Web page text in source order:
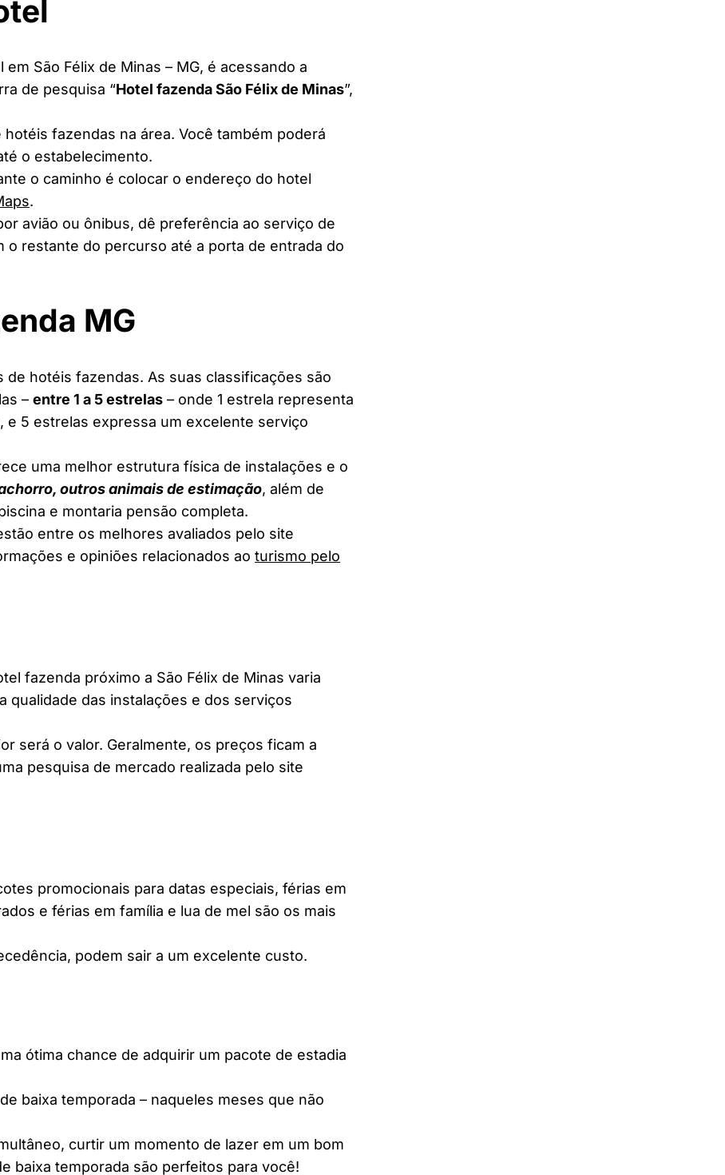
São Félix de Minas – MG, é acessando a
de pesquisa “Hotel fazenda São Félix de Minas”,
fazendas na área. Você também poderá
o estabelecimento.
o caminho é colocar o endereço do hotel
.
avião ou ônibus, dê preferência ao serviço de
o restante do percurso até a porta de entrada do
MG
hotéis fazendas. As suas classificações são
– entre 1 a 5 estrelas – onde 1 estrela representa
e 5 estrelas expressa um excelente serviço
uma melhor estrutura física de instalações e o
outros animais de estimação, além de
e montaria pensão completa.
entre os melhores avaliados pelo site
e opiniões relacionados ao turismo pelo
fazenda próximo a São Félix de Minas varia
qualidade das instalações e dos serviços
será o valor. Geralmente, os preços ficam a
pesquisa de mercado realizada pelo site
promocionais para datas especiais, férias em
e férias em família e lua de mel são os mais
podem sair a um excelente custo.
ótima chance de adquirir um pacote de estadia
baixa temporada – naqueles meses que não
curtir um momento de lazer em um bom
baixa temporada são perfeitos para você!